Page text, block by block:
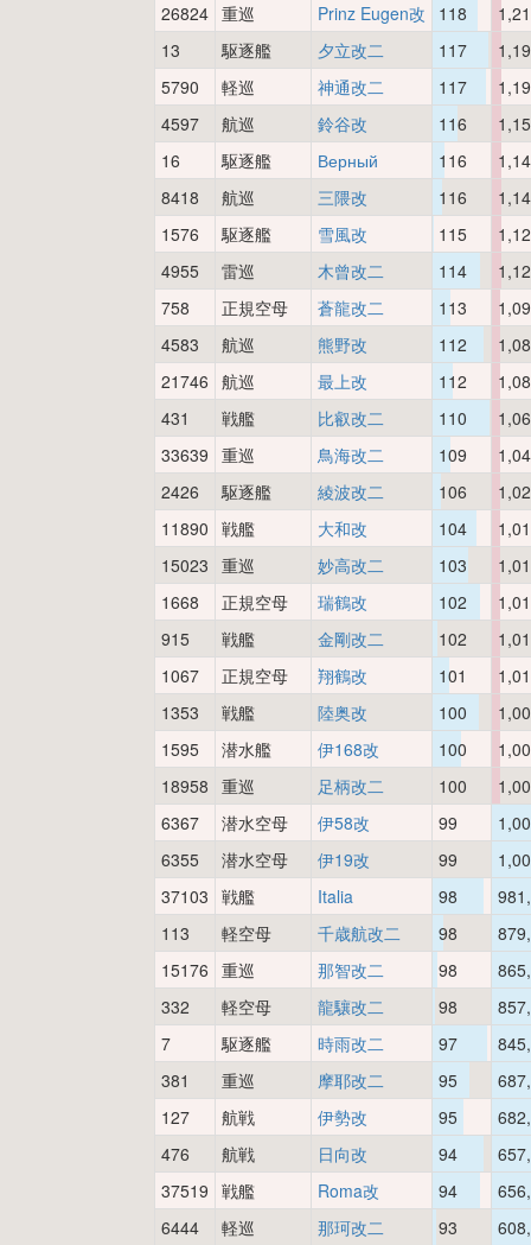
26824 重巡 Prinz Eugen改 118
13
駆逐艦 夕立改二 117
5790
軽巡 神通改二 117
4597
航巡 鈴谷改 116
16
駆逐艦 Верный 116
8418
航巡 三隈改 116
1576
駆逐艦 雪風改 115
4955
雷巡 木曾改二 114
758
正規空母 蒼龍改二 113
4583
航巡 熊野改 112
21746 航巡 最上改 112
431
戦艦 比叡改二 110
33639 重巡 鳥海改二 109
2426
駆逐艦 綾波改二 106
11890 戦艦 大和改 104
15023 重巡 妙高改二 103
1668
正規空母 瑞鶴改 102
915
戦艦 金剛改二 102
1067
正規空母 翔鶴改 101
1353
戦艦 陸奥改 100
1595
潜水艦 伊168改 100
18958 重巡 足柄改二 100
6367
潜水空母 伊58改 99
6355
潜水空母 伊19改 99
37103 戦艦 Italia 98
113
軽空母 千歳航改二 98
15176 重巡 那智改二 98
332
軽空母 龍驤改二 98
7
駆逐艦 時雨改二 97
381
重巡 摩耶改二 95
127
航戦 伊勢改 95
476
航戦 日向改 94
37519 戦艦 Roma改 94
6444
軽巡 那珂改二 93